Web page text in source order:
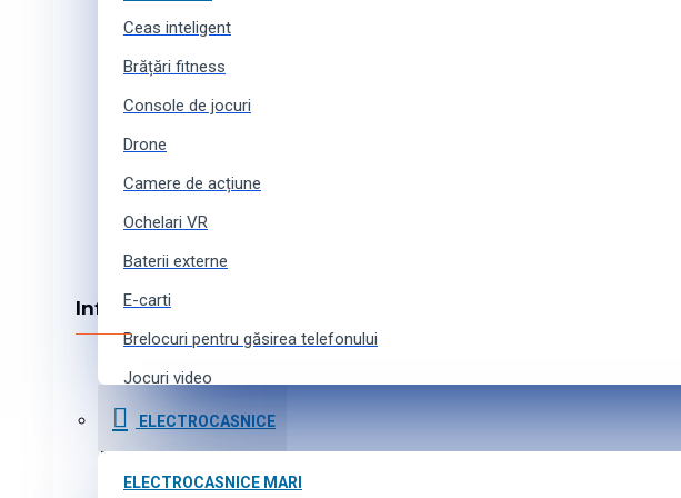
Ceas inteligent
Brățări fitness
Console de jocuri
Drone
Camere de acțiune
Ochelari VR
Baterii externe
E-carti
Brelocuri pentru găsirea telefonului
Jocuri video
Curele pentru ceasuri inteligente
Accesorii pentru camere de acțiune
ELECTROCASNICE
ELECTROCASNICE MARI
Despre noi
Echipa noastră
Colaborare
Informația
Cumpărături în credit
Livrarea produselor
Program de afiliere